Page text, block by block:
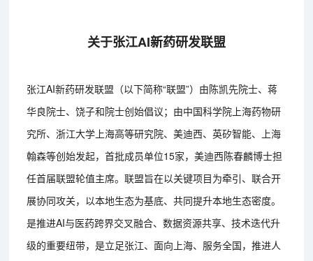
关于张江AI新药研发联盟
张江AI新药研发联盟（以下简称“联盟”）由陈凯先院士、蒋
华良院士、饶子和院士创始倡议；由中国科学院上海药物研
究所、浙江大学上海高等研究院、美迪西、英矽智能、上海
翰森等创始发起，首批成员单位15家，美迪西陈春麟博士担
任首届联盟轮值主席。联盟旨在以关键项目为牵引、联合开
展协同攻关，以本地生态为基底、共同提升本地生态密度。
是推进AI与医药跨界交叉融合、数据资源共享、技术迭代升
级的重要纽带，是立足张江、面向上海、服务全国，推进人